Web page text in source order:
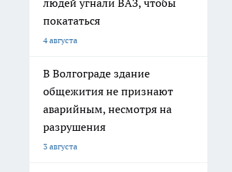
людей угнали ВАЗ, чтобы
покататься
4 августа
В Волгограде здание
общежития не признают
аварийным, несмотря на
разрушения
3 августа